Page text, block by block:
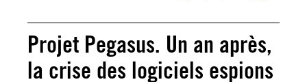
Projet Pegasus. Un an après,
la crise des logiciels espions